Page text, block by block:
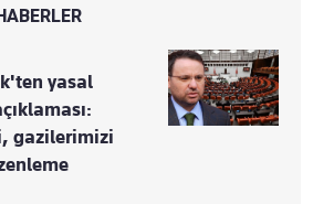
yasal
gazilerimizi